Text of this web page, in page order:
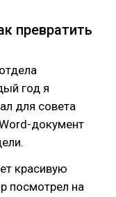
превратить
год я
для совета
документ
красивую
посмотрел на